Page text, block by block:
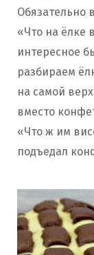
Обязательно
«Что на ёлке
интересное
разбираем
на самой
вместо
«Что ж им
подъедал